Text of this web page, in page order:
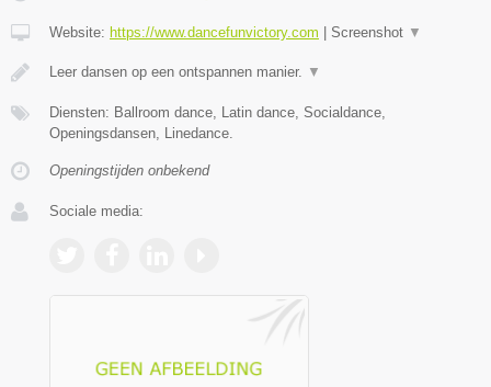
Website: https://www.dancefunvictory.com | Screenshot ▼
Leer dansen op een ontspannen manier. ▼
Diensten: Ballroom dance, Latin dance, Socialdance,
Openingsdansen, Linedance.
Openingstijden onbekend
Sociale media: